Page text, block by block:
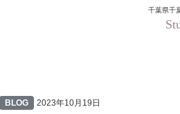
千葉県千
BLOG 2023年10月19日